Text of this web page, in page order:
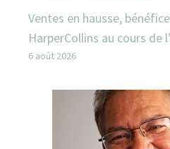
Ventes en hausse,
HarperCollins au cours de
6 août 2026